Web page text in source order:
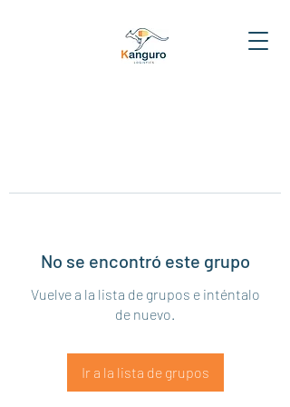
No se encontró este grupo
Vuelve a la lista de grupos e inténtalo
de nuevo.
Ir a la lista de grupos